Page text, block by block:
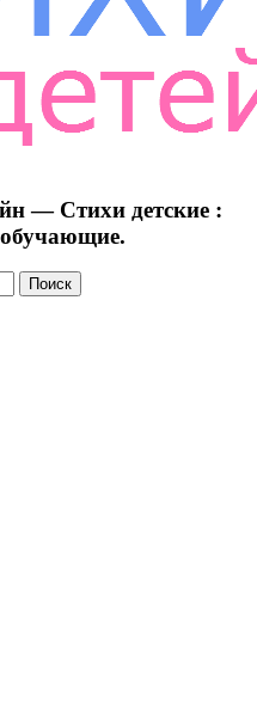
— Стихи детские :
обучающие.